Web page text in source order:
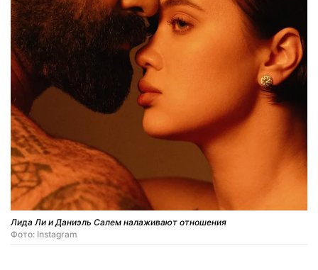
Лида Ли и Даниэль Салем налаживают отношения
Фото: Instagram